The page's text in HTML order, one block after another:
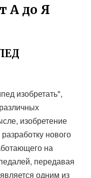
А до Я
изобретать",
изобретение
нового
на
передавая
одним из